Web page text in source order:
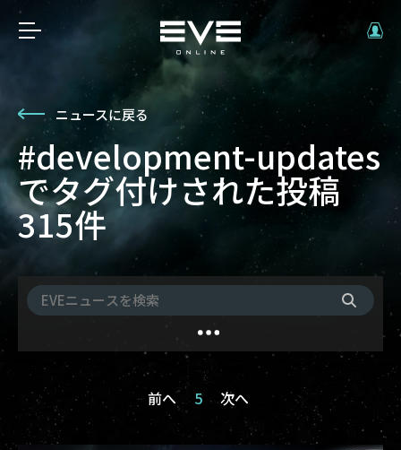
ニュースに戻る
#development-updates
でタグ付けされた投稿
315件
前へ 5 次へ